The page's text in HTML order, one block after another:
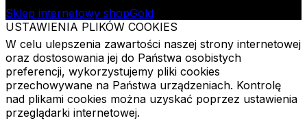
Sklep internetowy shopGold
USTAWIENIA PLIKÓW COOKIES
W celu ulepszenia zawartości naszej strony internetowej
oraz dostosowania jej do Państwa osobistych
preferencji, wykorzystujemy pliki cookies
przechowywane na Państwa urządzeniach. Kontrolę
nad plikami cookies można uzyskać poprzez ustawienia
przeglądarki internetowej.